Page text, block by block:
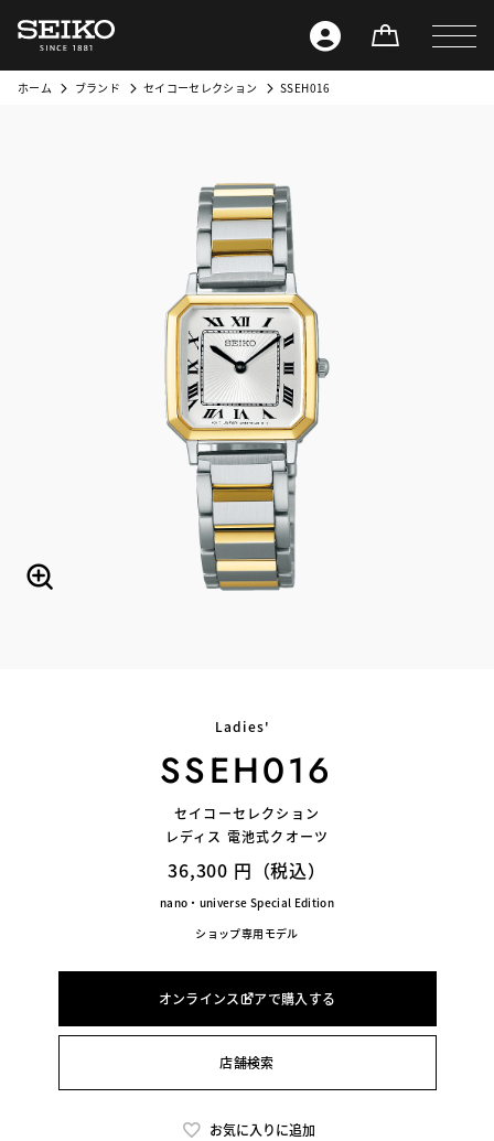
ホーム ブランド セイコーセレクション SSEH016
Ladies'
SSEH016
セイコーセレクション
レディス 電池式クオーツ
36,300 円（税込）
nano・universe Special Edition
ショップ専用モデル
オンラインストアで購入する
店舗検索
お気に入りに追加